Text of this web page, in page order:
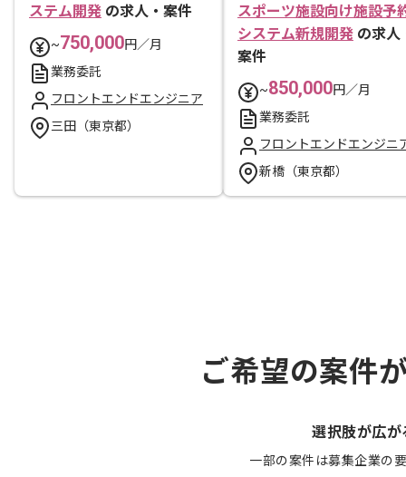
ステム開発 の求人・案件
~750,000円／月
業務委託
フロントエンドエンジニア
三田（東京都）
スポーツ施設向け施設予
システム新規開発 の求人
案件
~850,000円／月
業務委託
フロントエンドエンジニ
新橋（東京都）
ご希望の案件
選択肢が広が
一部の案件は募集企業の